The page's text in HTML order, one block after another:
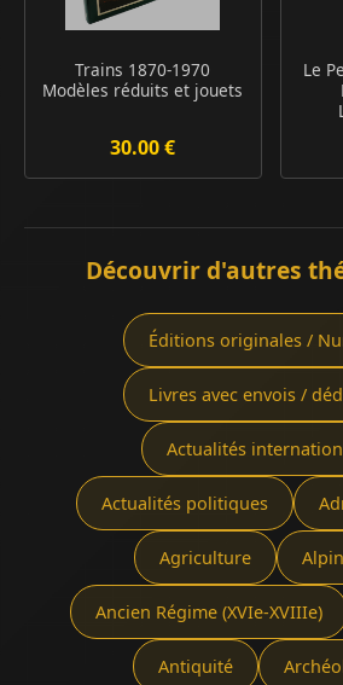
Trains 1870-1970
Modèles réduits et jouets
30.00 €
Le
Découvrir d'autres
Éditions originales /
Livres avec envois /
Actualités
Actualités politiques
Agriculture
Ancien Régime (XVIe-XVIIIe)
Antiquité